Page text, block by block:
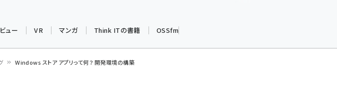
仲間と築いた勝利の絆～
ュー VR マンガ Think ITの書籍 OSSfm
Windows ストア アプリって何？ 開発環境の構築